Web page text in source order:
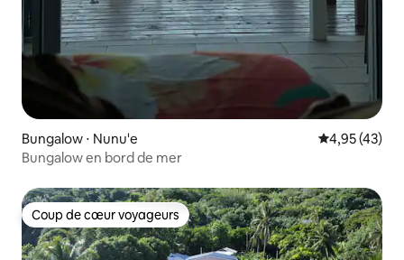
Bungalow ⋅ Nunu'e Évaluation
4,95 (43)
Bungalow en bord de mer
Coup de cœur voyageurs
Coup de cœur voyageurs